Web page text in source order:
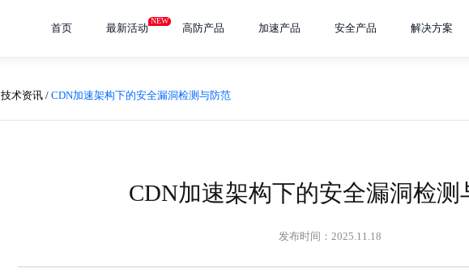
首页 最新活动
NEW
高防产品 加速产品 安全产品 解决方案
技术资讯 / CDN加速架构下的安全漏洞检测与防范
CDN加速架构下的安全漏洞检测
发布时间：2025.11.18